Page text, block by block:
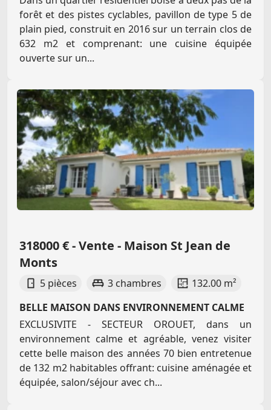
forêt et des pistes cyclables, pavillon de type 5 de
plain pied, construit en 2016 sur un terrain clos de
632 m2 et comprenant: une cuisine équipée
ouverte sur un...
318000 € - Vente - Maison St Jean de
Monts
5 pièces 3 chambres
132.00 m²
BELLE MAISON DANS ENVIRONNEMENT CALME
EXCLUSIVITE - SECTEUR OROUET, dans un
environnement calme et agréable, venez visiter
cette belle maison des années 70 bien entretenue
de 132 m2 habitables offrant: cuisine aménagée et
équipée, salon/séjour avec ch...